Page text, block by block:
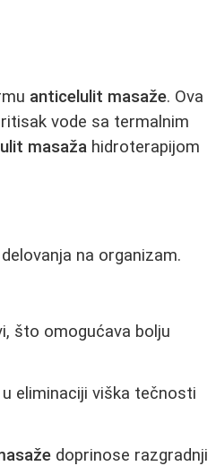
anticelulit masaže. Ova
vode sa termalnim
masaža hidroterapijom
na organizam.
što omogućava bolju
eliminaciji viška tečnosti
doprinose razgradnji